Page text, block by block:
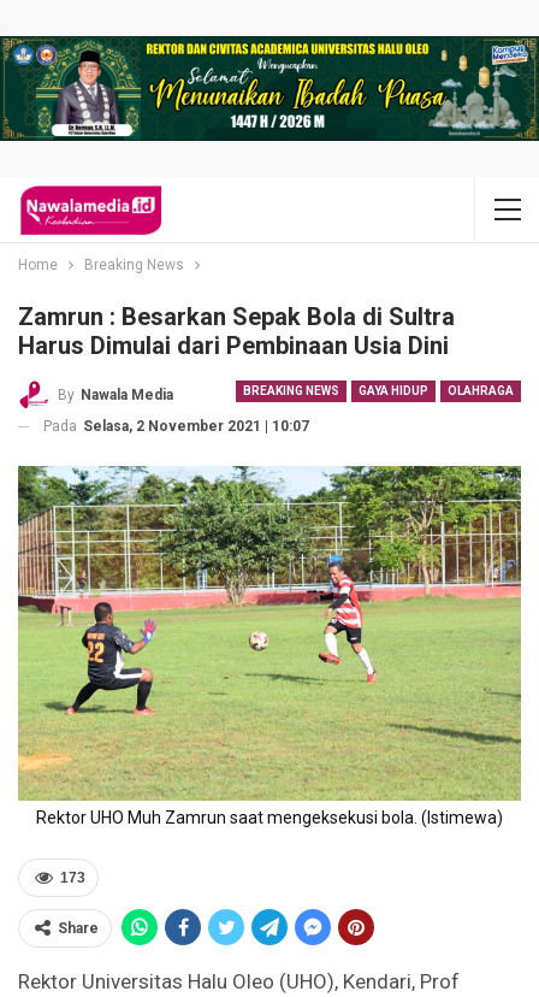
Home Breaking News
Zamrun : Besarkan Sepak Bola di Sultra
Harus Dimulai dari Pembinaan Usia Dini
BREAKING NEWS GAYA HIDUP OLAHRAGA
By Nawala Media
Pada Selasa, 2 November 2021 | 10:07
Rektor UHO Muh Zamrun saat mengeksekusi bola. (Istimewa)
173
Share
Rektor Universitas Halu Oleo (UHO), Kendari, Prof